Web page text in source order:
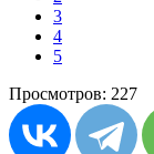
3
4
5
Просмотров: 227